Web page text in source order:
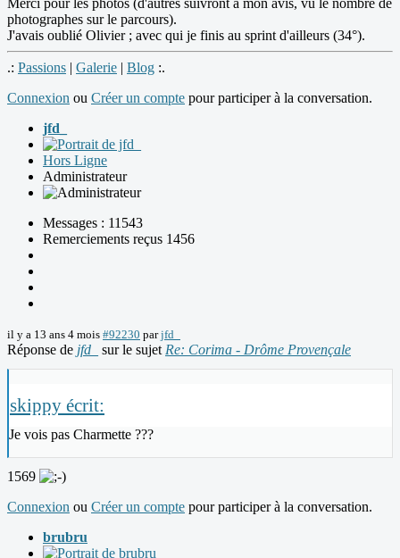
Merci pour les photos (d'autres suivront à mon avis, vu le nombre de
photographes sur le parcours).
J'avais oublié Olivier ; avec qui je finis au sprint d'ailleurs (34°).
.: Passions | Galerie | Blog :.
Connexion ou Créer un compte pour participer à la conversation.
jfd_
Hors Ligne
Administrateur
Messages : 11543
Remerciements reçus 1456
il y a 13 ans 4 mois #92230 parjfd_
Réponse de jfd_ sur le sujet Re: Corima - Drôme Provençale
skippy écrit:
Je vois pas Charmette ???
1569
Connexion ou Créer un compte pour participer à la conversation.
brubru